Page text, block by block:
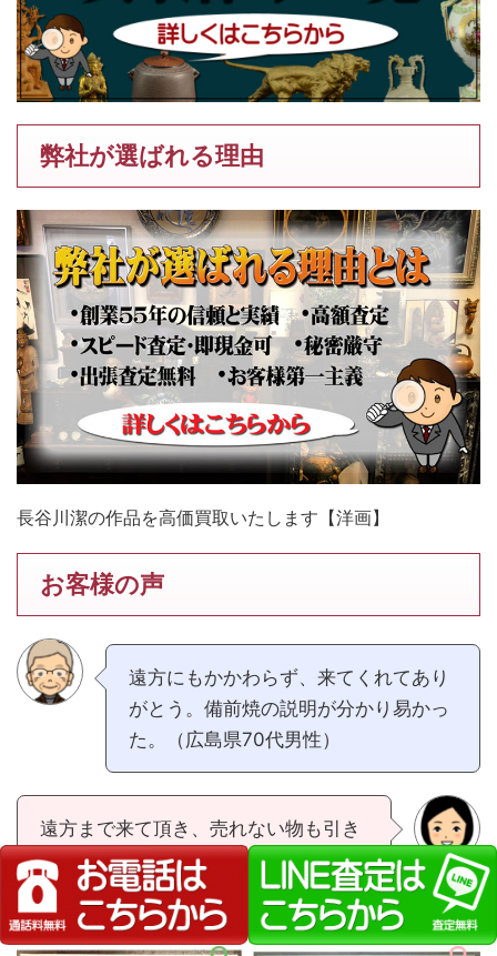
弊社が選ばれる理由
長谷川潔の作品を高価買取いたします【洋画】
お客様の声
遠方にもかかわらず、来てくれてあり
がとう。備前焼の説明が分かり易かっ
た。（広島県70代男性）
遠方まで来て頂き、売れない物も引き
取って頂き助かりました。（広島県30
代女性）